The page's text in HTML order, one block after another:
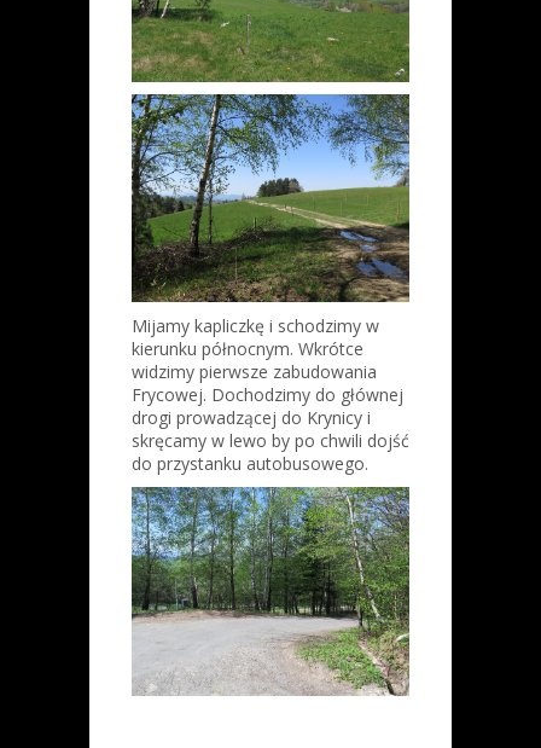
Mijamy kapliczkę i schodzimy w
kierunku północnym. Wkrótce
widzimy pierwsze zabudowania
Frycowej. Dochodzimy do głównej
drogi prowadzącej do Krynicy i
skręcamy w lewo by po chwili dojść
do przystanku autobusowego.